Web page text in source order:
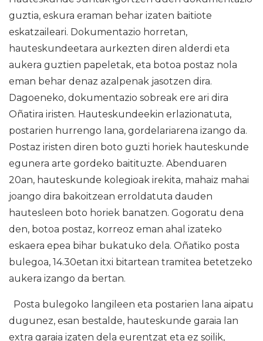
guztia, eskura eraman behar izaten baitiote
eskatzaileari. Dokumentazio horretan,
hauteskundeetara aurkezten diren alderdi eta
aukera guztien papeletak, eta botoa postaz nola
eman behar denaz azalpenak jasotzen dira.
Dagoeneko, dokumentazio sobreak ere ari dira
Oñatira iristen. Hauteskundeekin erlazionatuta,
postarien hurrengo lana, gordelariarena izango da.
Postaz iristen diren boto guzti horiek hauteskunde
egunera arte gordeko baitituzte. Abenduaren
20an, hauteskunde kolegioak irekita, mahaiz mahai
joango dira bakoitzean erroldatuta dauden
hautesleen boto horiek banatzen. Gogoratu dena
den, botoa postaz, korreoz eman ahal izateko
eskaera epea bihar bukatuko dela. Oñatiko posta
bulegoa, 14.30etan itxi bitartean tramitea betetzeko
aukera izango da bertan.
Posta bulegoko langileen eta postarien lana aipatu
dugunez, esan bestalde, hauteskunde garaia lan
extra garaia izaten dela eurentzat eta ez soilik,